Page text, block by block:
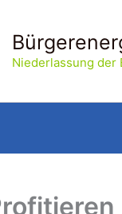
Niederlassung der